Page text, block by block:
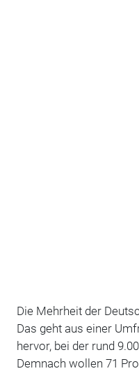
Die Mehrheit der
Das geht aus einer
hervor, bei der rund
Demnach wollen 71